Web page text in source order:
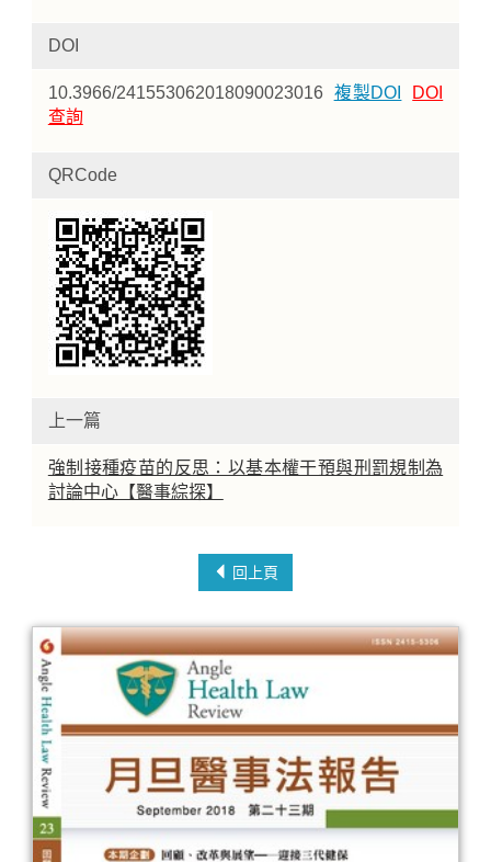
DOI
10.3966/241553062018090023016 複製DOI
DOI
查詢
QRCode
上一篇
強制接種疫苗的反思：以基本權干預與刑罰規制為
討論中心【醫事綜探】
回上頁